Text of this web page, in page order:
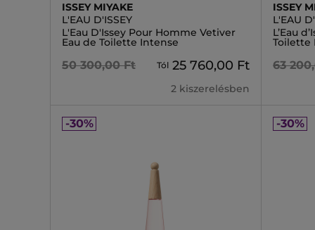
ISSEY MIYAKE
L'EAU D'ISSEY
L'Eau D'Issey Pour Homme Vetiver
Eau de Toilette Intense
50 300,00 Ft Tól 25 760,00 Ft
2 kiszerelésben
ISSEY
L'EAU
L’Eau
Toilette
63
-30% -30%